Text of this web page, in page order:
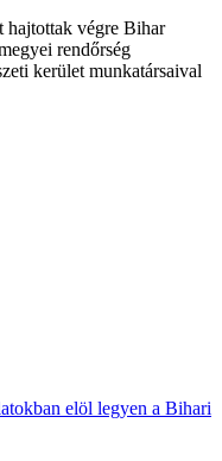
hajtottak végre Bihar
rendőrség
kerület munkatársaival
elöl legyen a Bihari